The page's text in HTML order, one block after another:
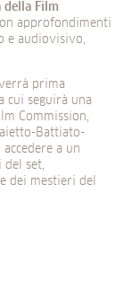
della Film
approfondimenti
e audiovisivo,
prima
cui seguirà una
Commission,
Battiato-
a un
del set,
dei mestieri del